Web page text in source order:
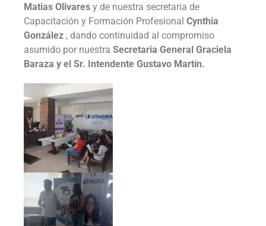
Matias Olivares y de nuestra secretaria de
Capacitación y Formación Profesional Cynthia
González , dando continuidad al compromiso
asumido por nuestra Secretaria General Graciela
Baraza y el Sr. Intendente Gustavo Martín.